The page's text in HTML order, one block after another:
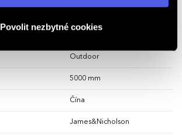
Povolit nezbytné cookies
Outdoor
5000 mm
Čína
James&Nicholson